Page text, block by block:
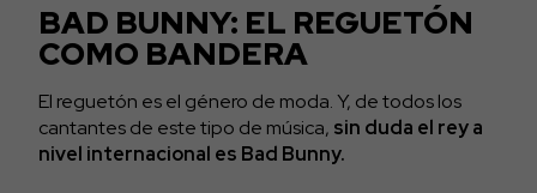
BAD BUNNY: EL REGUETÓN
COMO BANDERA
El reguetón es el género de moda. Y, de todos los
cantantes de este tipo de música, sin duda el rey a
nivel internacional es Bad Bunny.